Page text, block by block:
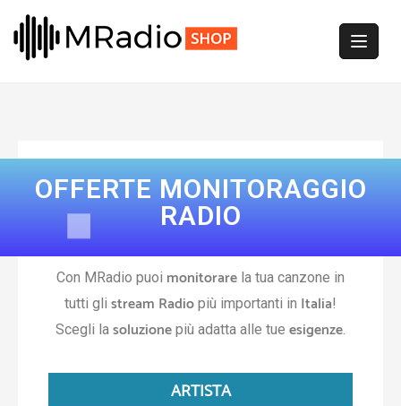
OFFERTE MONITORAGGIO
RADIO
Con MRadio puoi monitorare la tua canzone in
tutti gli stream Radio più importanti in Italia!
Scegli la soluzione più adatta alle tue esigenze
ARTISTA